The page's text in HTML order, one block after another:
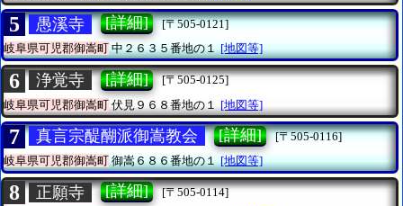
5 愚溪寺 [詳細]
[〒505-0121]
岐阜県可児郡御嵩町中２６３５番地の１ [地図等]
6 浄覚寺 [詳細]
[〒505-0125]
岐阜県可児郡御嵩町 伏見９６８番地の１ [地図等]
7 真言宗醍醐派御嵩教会 [詳細]
[〒505-0116]
岐阜県可児郡御嵩町御嵩６８６番地の１ [地図等]
8 正願寺 [詳細]
[〒505-0114]